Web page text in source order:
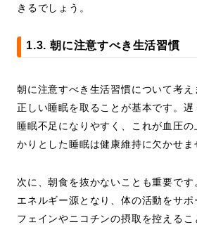
きるでしょう。
1.3. 朝に注意すべき生活習慣
朝に注意すべき生活習慣について考え
正しい睡眠を取ることが基本です。遅
睡眠不足になりやすく、これが血圧
かりとした睡眠は健康維持に欠かせま
次に、朝食を抜かないことも重要で
エネルギー源となり、体の活動をサ
フェインやニコチンの摂取を控える